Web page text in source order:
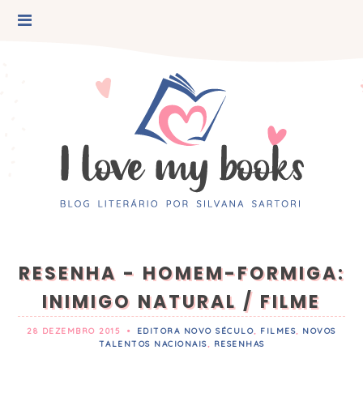
RESENHA - HOMEM-FORMIGA:
INIMIGO NATURAL / FILME
28 DEZEMBRO 2015 • EDITORA NOVO SÉCULO, FILMES, NOVOS
TALENTOS NACIONAIS, RESENHAS